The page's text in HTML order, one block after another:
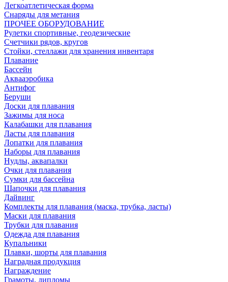
Легкоатлетическая форма
Снаряды для метания
ПРОЧЕЕ ОБОРУДОВАНИЕ
Рулетки спортивные, геодезические
Счетчики рядов, кругов
Стойки, стеллажи для хранения инвентаря
Плавание
Бассейн
Аквааэробика
Антифог
Беруши
Доски для плавания
Зажимы для носа
Калабашки для плавания
Ласты для плавания
Лопатки для плавания
Наборы для плавания
Нудлы, аквапалки
Очки для плавания
Сумки для бассейна
Шапочки для плавания
Дайвинг
Комплекты для плавания (маска, трубка, ласты)
Маски для плавания
Трубки для плавания
Одежда для плавания
Купальники
Плавки, шорты для плавания
Наградная продукция
Награждение
Грамоты, дипломы